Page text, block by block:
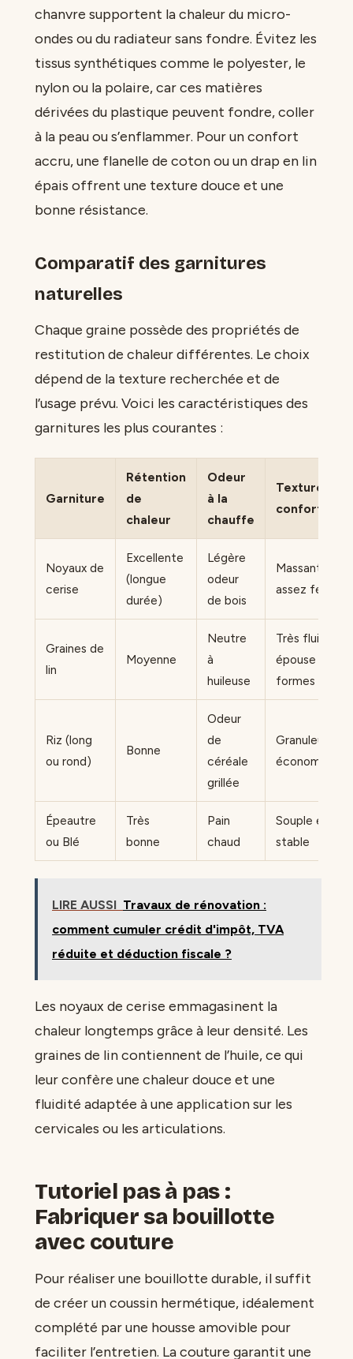
chanvre supportent la chaleur du micro-
ondes ou du radiateur sans fondre. Évitez les
tissus synthétiques comme le polyester, le
nylon ou la polaire, car ces matières
dérivées du plastique peuvent fondre, coller
à la peau ou s’enflammer. Pour un confort
accru, une flanelle de coton ou un drap en lin
épais offrent une texture douce et une
bonne résistance.
Comparatif des garnitures
naturelles
Chaque graine possède des propriétés de
restitution de chaleur différentes. Le choix
dépend de la texture recherchée et de
l’usage prévu. Voici les caractéristiques des
garnitures les plus courantes :
Garniture
Rétention
de
chaleur
Odeur
à la
chauffe
Texture et
confort
Noyaux de
cerise
Excellente
(longue
durée)
Légère
odeur
de bois
Massant,
assez ferme
Graines de
lin
Moyenne
Neutre
à
huileuse
Très fluide,
épouse les
formes
Riz (long
ou rond)
Bonne
Odeur
de
céréale
grillée
Granuleuse,
économique
Épeautre
ou Blé
Très
bonne
Pain
chaud
Souple et
stable
LIRE AUSSI Travaux de rénovation :
comment cumuler crédit d'impôt, TVA
réduite et déduction fiscale ?
Les noyaux de cerise emmagasinent la
chaleur longtemps grâce à leur densité. Les
graines de lin contiennent de l’huile, ce qui
leur confère une chaleur douce et une
fluidité adaptée à une application sur les
cervicales ou les articulations.
Tutoriel pas à pas :
Fabriquer sa bouillotte
avec couture
Pour réaliser une bouillotte durable, il suffit
de créer un coussin hermétique, idéalement
complété par une housse amovible pour
faciliter l’entretien. La couture garantit une